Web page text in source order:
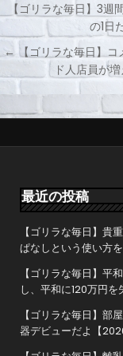
投
稿
ナ
ビ
ー
ョ
【ゴリラな毎日】3
の1日
← 【ゴリラな毎日】コ
ド人店員が
最近の投稿
【ゴリラな毎日】貴
ぱなしという使い方
【ゴリラな毎日】平
し、平和に120万円
【ゴリラな毎日】部
器デビューだよ【